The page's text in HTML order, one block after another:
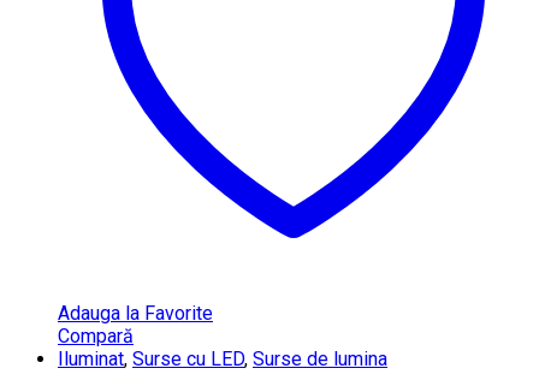
Adauga la Favorite
Compară
Iluminat, Surse cu LED, Surse de lumina